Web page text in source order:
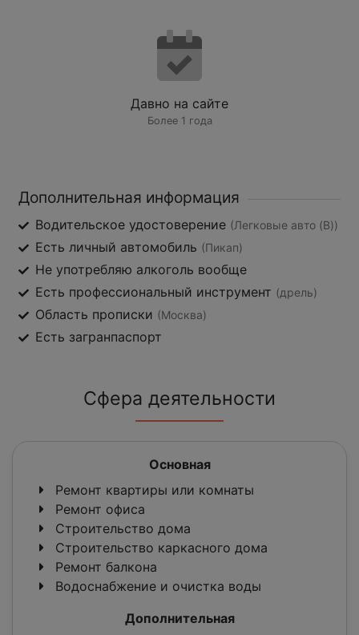
Давно на сайте
Более 1 года
Дополнительная информация
Водительское удостоверение (Легковые авто (B))
Есть личный автомобиль (Пикап)
Не употребляю алкоголь вообще
Есть профессиональный инструмент (дрель)
Область прописки (Москва)
Есть загранпаспорт
Сфера деятельности
Основная
Ремонт квартиры или комнаты
Ремонт офиса
Строительство дома
Строительство каркасного дома
Ремонт балкона
Водоснабжение и очистка воды
Дополнительная